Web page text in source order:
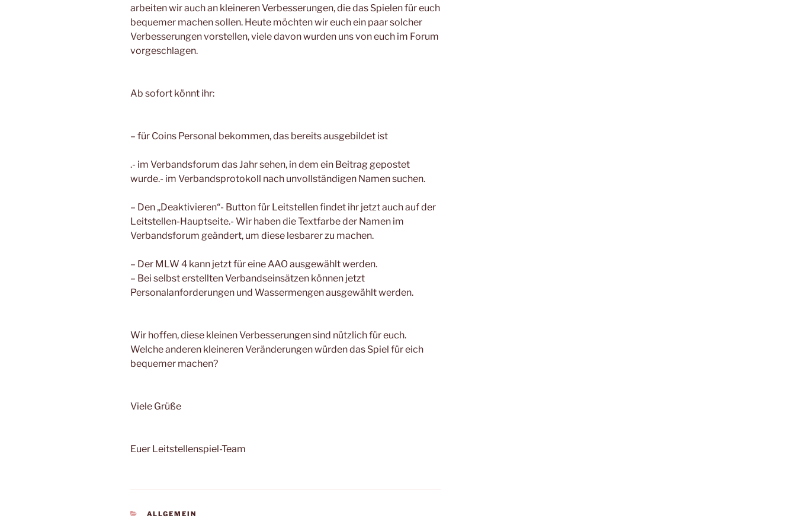
arbeiten wir auch an kleineren Verbesserungen, die das Spielen für euch
bequemer machen sollen. Heute möchten wir euch ein paar solcher
Verbesserungen vorstellen, viele davon wurden uns von euch im Forum
vorgeschlagen.
Ab sofort könnt ihr:
– für Coins Personal bekommen, das bereits ausgebildet ist
.- im Verbandsforum das Jahr sehen, in dem ein Beitrag gepostet
wurde.- im Verbandsprotokoll nach unvollständigen Namen suchen.
– Den „Deaktivieren“- Button für Leitstellen findet ihr jetzt auch auf der
Leitstellen-Hauptseite.- Wir haben die Textfarbe der Namen im
Verbandsforum geändert, um diese lesbarer zu machen.
– Der MLW 4 kann jetzt für eine AAO ausgewählt werden.
– Bei selbst erstellten Verbandseinsätzen können jetzt
Personalanforderungen und Wassermengen ausgewählt werden.
Wir hoffen, diese kleinen Verbesserungen sind nützlich für euch.
Welche anderen kleineren Veränderungen würden das Spiel für eich
bequemer machen?
Viele Grüße
Euer Leitstellenspiel-Team
KATEGORIEN
ALLGEMEIN